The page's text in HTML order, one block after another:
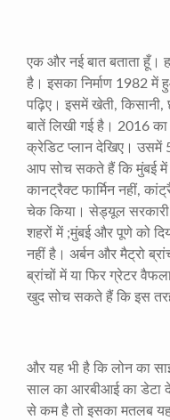
एक और नई बात बताता हूँ।
है। इसका निर्माण 1982 में
पढ़िए। इसमें खेती, किसानी,
बातें लिखी गई है। 2016 का
क्रेडिट प्लान देखिए। उसमें
आप सोच सकते हैं कि मुंबई में
कानट्रैक्ट फार्मिन नहीं,
चेक किया। सेड्यूल
शहरों में ;मुंबई और पूणे को
नहीं है। अर्बन और मैट्रो
ब्रांचों में या फिर ग्रेटर
खुद सोच सकते हैं कि इस
और यह भी है कि लोन का
साल का आरबीआई का डेटा
से कम है तो इसका मतलब यह